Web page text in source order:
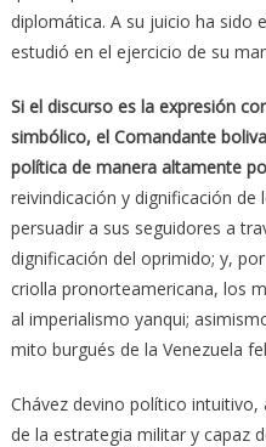
diplomática. A su juicio ha sido
estudió en el ejercicio de su
Si el discurso es la expresión
simbólico, el Comandante
política de manera altamente
reivindicación y dignificación
persuadir a sus seguidores a
dignificación del oprimido; y,
criolla pronorteamericana, los
al imperialismo yanqui;
mito burgués de la Venezuela
Chávez devino político
de la estrategia militar y capaz